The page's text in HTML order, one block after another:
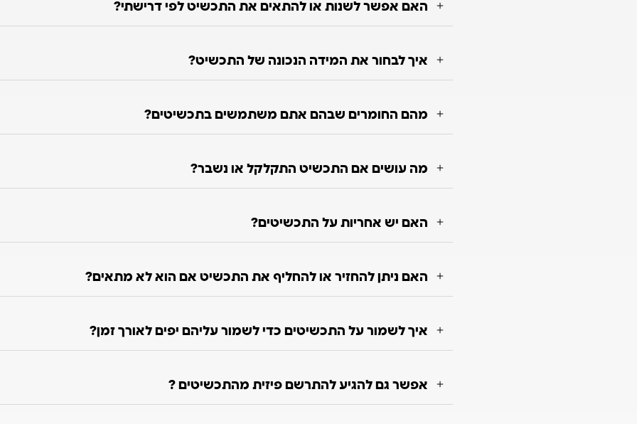
האם אפשר לשנות או להתאים את התכשיט לפי דרישתי?
איך לבחור את המידה הנכונה של התכשיט?
מהם החומרים שבהם אתם משתמשים בתכשיטים?
מה עושים אם התכשיט התקלקל או נשבר?
האם יש אחריות על התכשיטים?
האם ניתן להחזיר או להחליף את התכשיט אם הוא לא מתאים?
איך לשמור על התכשיטים כדי לשמור עליהם יפים לאורך זמן?
אפשר גם להגיע להתרשם פיזית מהתכשיטים ?